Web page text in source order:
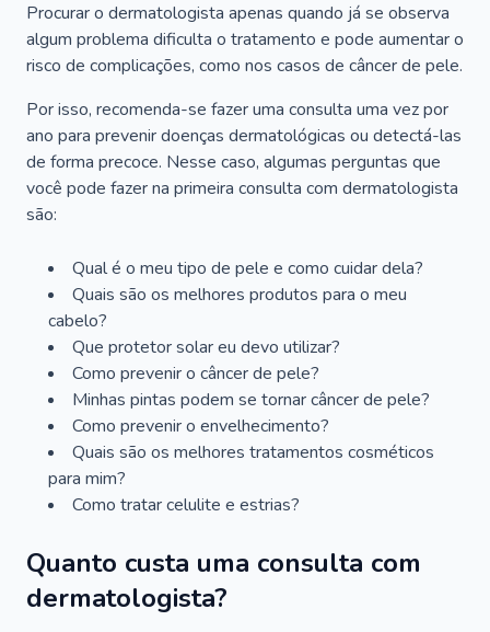
Procurar o dermatologista apenas quando já se observa
algum problema dificulta o tratamento e pode aumentar o
risco de complicações, como nos casos de câncer de pele.
Por isso, recomenda-se fazer uma consulta uma vez por
ano para prevenir doenças dermatológicas ou detectá-las
de forma precoce. Nesse caso, algumas perguntas que
você pode fazer na primeira consulta com dermatologista
são:
Qual é o meu tipo de pele e como cuidar dela?
Quais são os melhores produtos para o meu
cabelo?
Que protetor solar eu devo utilizar?
Como prevenir o câncer de pele?
Minhas pintas podem se tornar câncer de pele?
Como prevenir o envelhecimento?
Quais são os melhores tratamentos cosméticos
para mim?
Como tratar celulite e estrias?
Quanto custa uma consulta com
dermatologista?